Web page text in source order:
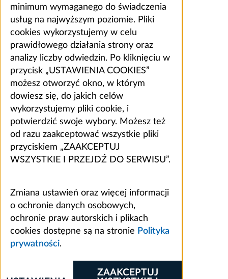
minimum wymaganego do świadczenia
usług na najwyższym poziomie. Pliki
cookies wykorzystujemy w celu
prawidłowego działania strony oraz
analizy liczby odwiedzin. Po kliknięciu w
przycisk „USTAWIENIA COOKIES”
możesz otworzyć okno, w którym
dowiesz się, do jakich celów
wykorzystujemy pliki cookie, i
potwierdzić swoje wybory. Możesz też
od razu zaakceptować wszystkie pliki
przyciskiem „ZAAKCEPTUJ
WSZYSTKIE I PRZEJDŹ DO SERWISU”.
Zmiana ustawień oraz więcej informacji
o ochronie danych osobowych,
ochronie praw autorskich i plikach
cookies dostępne są na stronie Polityka
prywatności.
ZAAKCEPTUJ